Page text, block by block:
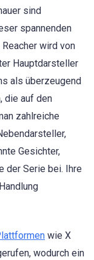
sind
spannenden
wird von
Hauptdarsteller
als überzeugend
die auf den
zahlreiche
Gesichter,
der Serie bei. Ihre
wie X
wodurch ein